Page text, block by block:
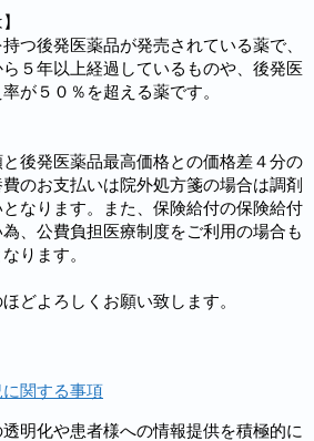
つ後発医薬品が発売されている薬で、
５年以上経過しているものや、後発医
が５０％を超える薬です。
後発医薬品最高価格との価格差４分の
のお支払いは院外処方箋の場合は調剤
なります。また、保険給付の保険給付
、公費負担医療制度をご利用の場合も
ります。
どよろしくお願い致します。
関する事項
明化や患者様への情報提供を積極的に